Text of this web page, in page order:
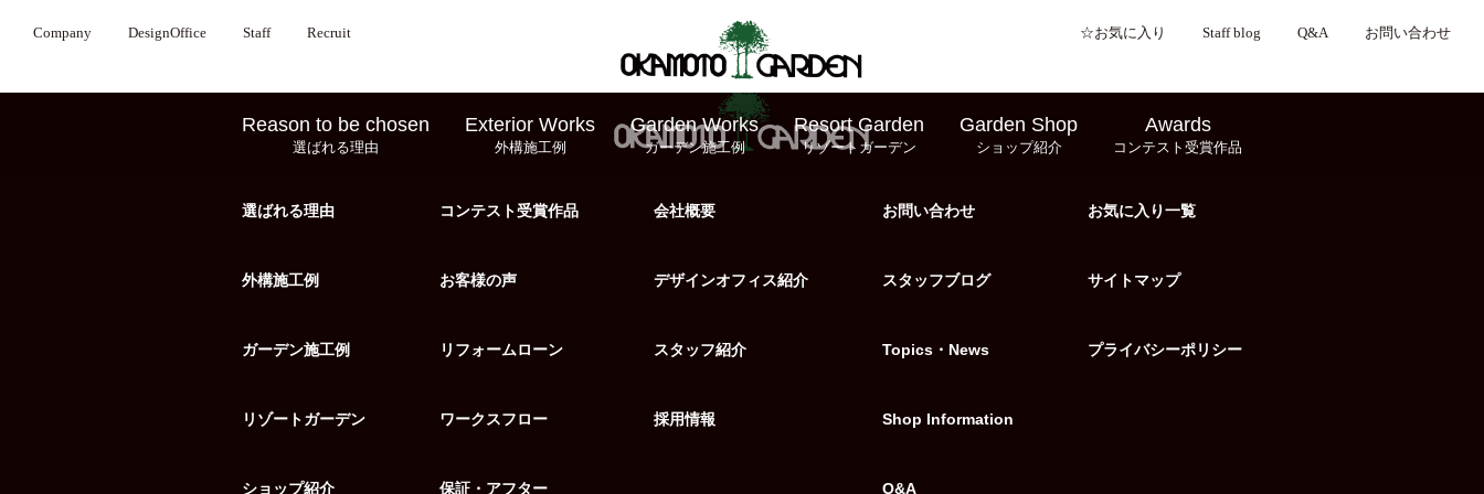
Company DesignOffice Staff Recruit ☆お気に入り Staff blog Q&A お問い合わせ
Reason to be chosen
選ばれる理由
Exterior Works
外構施工例
Garden Works
ガーデン施工例
Resort Garden
リゾートガーデン
Garden Shop
ショップ紹介
Awards
コンテスト受賞作品
選ばれる理由
外構施工例
ガーデン施工例
リゾートガーデン
ショップ紹介
コンテスト受賞作品
お客様の声
リフォームローン
ワークスフロー
保証・アフター
会社概要
デザインオフィス紹介
スタッフ紹介
採用情報
お問い合わせ
スタッフブログ
Topics・News
Shop Information
Q&A
お気に入り一覧
サイトマップ
プライバシーポリシー